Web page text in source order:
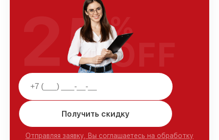
Получить скидку
Отправляя заявку, Вы соглашаетесь на обработку
25%
OFF